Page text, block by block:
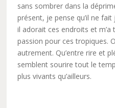
sans sombrer dans la
présent, je pense qu’il ne
il adorait ces endroits et
passion pour ces tropiques.
autrement. Qu’entre rire et
semblent sourire tout le
plus vivants qu’ailleurs.